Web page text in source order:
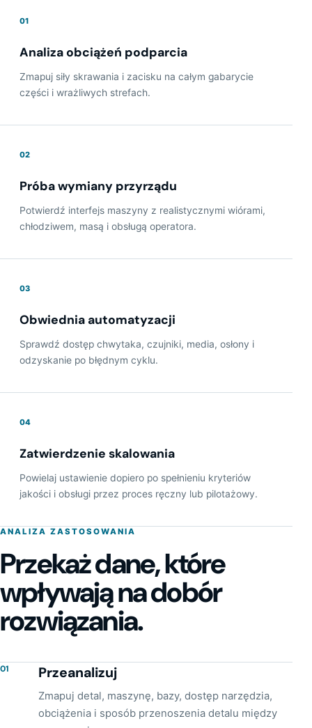
01
Analiza obciążeń podparcia
Zmapuj siły skrawania i zacisku na całym gabarycie
części i wrażliwych strefach.
02
Próba wymiany przyrządu
Potwierdź interfejs maszyny z realistycznymi wiórami,
chłodziwem, masą i obsługą operatora.
03
Obwiednia automatyzacji
Sprawdź dostęp chwytaka, czujniki, media, osłony i
odzyskanie po błędnym cyklu.
04
Zatwierdzenie skalowania
Powielaj ustawienie dopiero po spełnieniu kryteriów
jakości i obsługi przez proces ręczny lub pilotażowy.
ANALIZA ZASTOSOWANIA
Przekaż dane, które
wpływają na dobór
rozwiązania.
01 Przeanalizuj
Zmapuj detal, maszynę, bazy, dostęp narzędzia,
obciążenia i sposób przenoszenia detalu między